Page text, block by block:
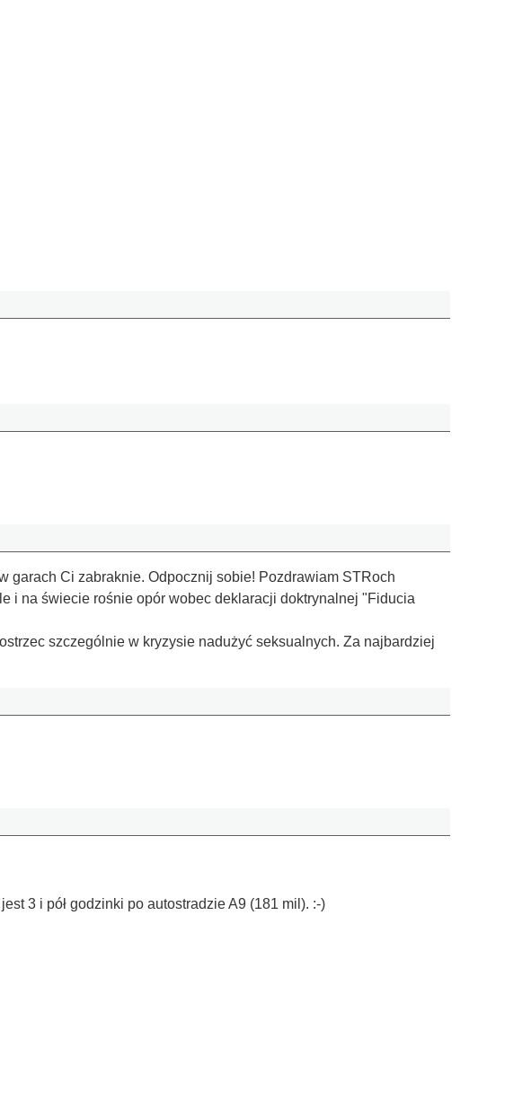
garach Ci zabraknie. Odpocznij sobie! Pozdrawiam STRoch
i na świecie rośnie opór wobec deklaracji doktrynalnej "Fiducia
szczególnie w kryzysie nadużyć seksualnych. Za najbardziej
3 i pół godzinki po autostradzie A9 (181 mil). :-)